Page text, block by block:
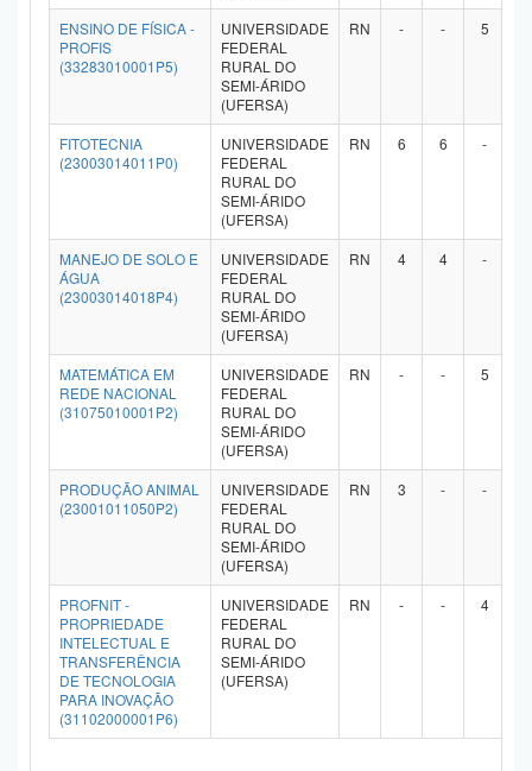
ENSINO DE FÍSICA -
PROFIS
(33283010001P5)
UNIVERSIDADE
FEDERAL
RURAL DO
SEMI-ÁRIDO
(UFERSA)
RN - - 5
FITOTECNIA
(23003014011P0)
UNIVERSIDADE
FEDERAL
RURAL DO
SEMI-ÁRIDO
(UFERSA)
RN 6 6 -
MANEJO DE SOLO E
ÁGUA
(23003014018P4)
UNIVERSIDADE
FEDERAL
RURAL DO
SEMI-ÁRIDO
(UFERSA)
RN 4 4 -
MATEMÁTICA EM
REDE NACIONAL
(31075010001P2)
UNIVERSIDADE
FEDERAL
RURAL DO
SEMI-ÁRIDO
(UFERSA)
RN - - 5
PRODUÇÃO ANIMAL
(23001011050P2)
UNIVERSIDADE
FEDERAL
RURAL DO
SEMI-ÁRIDO
(UFERSA)
RN 3 - -
PROFNIT -
PROPRIEDADE
INTELECTUAL E
TRANSFERÊNCIA
DE TECNOLOGIA
PARA INOVAÇÃO
(31102000001P6)
UNIVERSIDADE
FEDERAL
RURAL DO
SEMI-ÁRIDO
(UFERSA)
RN - - 4